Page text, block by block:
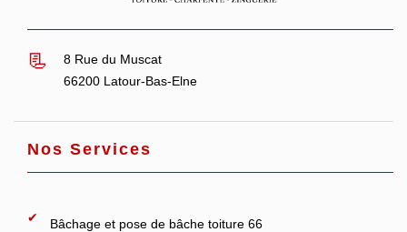
8 Rue du Muscat
66200 Latour-Bas-Elne
Nos Services
Bâchage et pose de bâche toiture 66